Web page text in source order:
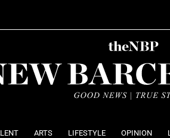
ARTS LIFESTYLE OPINION